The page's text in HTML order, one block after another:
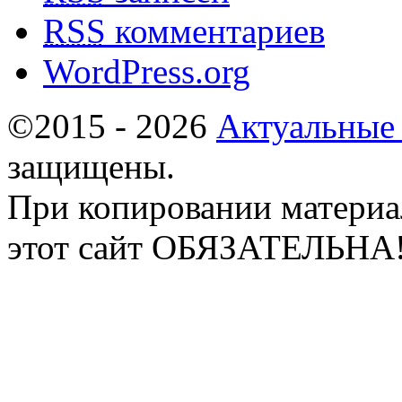
RSS комментариев
WordPress.org
©2015 - 2026
защищены.
При копировании
этот сайт